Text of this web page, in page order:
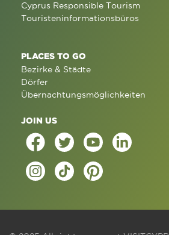
Cyprus Responsible Tourism
Touristeninformationsbüros
PLACES TO GO
Bezirke & Städte
Dörfer
Übernachtungsmöglichkeiten
JOIN US